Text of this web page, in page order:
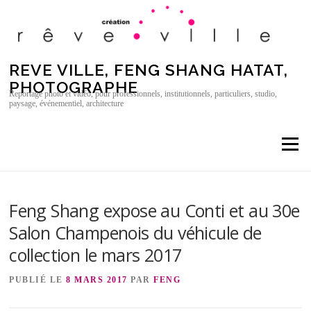
REVE VILLE, FENG SHANG HATAT,
PHOTOGRAPHE
Reportage photo et vidéo, pour professionnels, institutionnels, particuliers, studio,
paysage, événementiel, architecture
Menu
Feng Shang expose au Conti et au 30e
Salon Champenois du véhicule de
collection le mars 2017
PUBLIÉ LE8 MARS 2017 PARFENG